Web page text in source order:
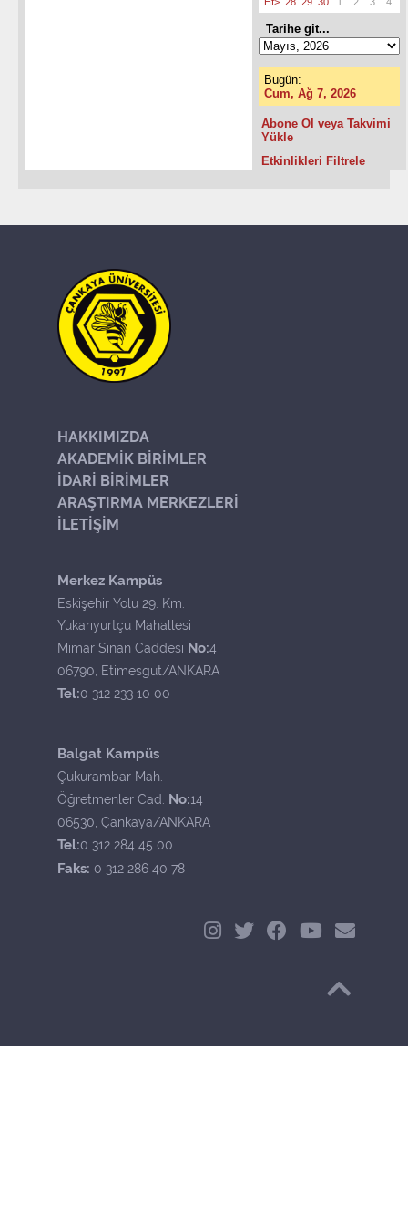
Tarihe git...
Bugün:
Cum, Ağ 7, 2026
Abone Ol veya Takvimi
Yükle
Etkinlikleri Filtrele
HAKKIMIZDA
AKADEMİK BİRİMLER
İDARİ BİRİMLER
ARAŞTIRMA MERKEZLERİ
İLETİŞİM
Merkez Kampüs
Eskişehir Yolu 29. Km.
Yukarıyurtçu Mahallesi
Mimar Sinan Caddesi No:4
06790, Etimesgut/ANKARA
Tel:0 312 233 10 00
Balgat Kampüs
Çukurambar Mah.
Öğretmenler Cad. No:14
06530, Çankaya/ANKARA
Tel:0 312 284 45 00
Faks: 0 312 286 40 78